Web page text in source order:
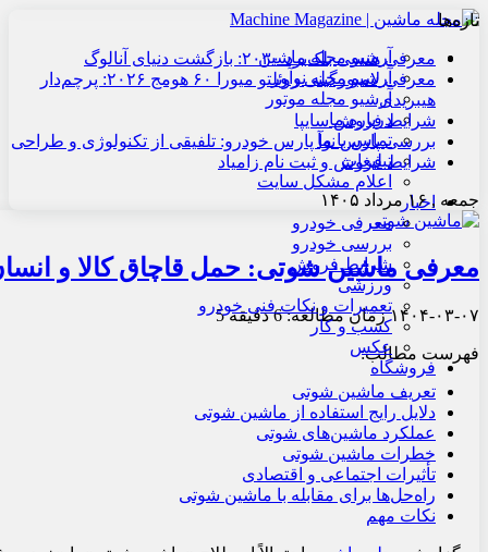
آرشیو مجله ماشین
آرشیو مجله نوآور
آرشیو مجله موتور
درباره ما
تماس با ما
تبلیغات
اعلام مشکل سایت
اخبار
معرفی خودرو
بررسی خودرو
شرایط فروش
ورزشی
تعمیرات و نکات فنی خودرو
کسب و کار
عکس
فروشگاه
تازه‌ها
معرفی هنسی بلک‌برد ۲۰۳۰: بازگشت دنیای آنالوگ
معرفی لامبورگینی روئلتو میورا ۶۰ هومج ۲۰۲۶: پرچم‌دار
هیبریدی
شرایط فروش سایپا
بررسی پارس نوآ پارس خودرو: تلفیقی از تکنولوژی و طراحی
شرایط فروش و ثبت نام زامیاد
جمعه , ۱۶ مرداد ۱۴۰۵
معرفی ماشین شوتی: حمل قاچاق کالا و
۱۴۰۴-۰۳-۰۷زمان مطالعه: 6 دقیقه 5
فهرست مطالب:
تعریف ماشین شوتی
دلایل رایج استفاده از ماشین شوتی
عملکرد ماشین‌های شوتی
خطرات ماشین شوتی
تأثیرات اجتماعی و اقتصادی
راه‌حل‌ها برای مقابله با ماشین شوتی
نکات مهم